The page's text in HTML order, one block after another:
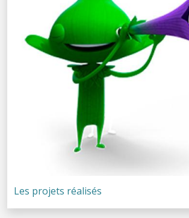
Les projets réalisés